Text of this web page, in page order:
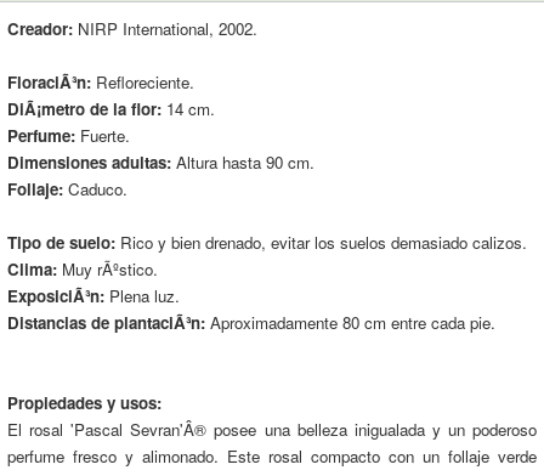
Creador: NIRP International, 2002.
FloraciÃ³n: Refloreciente.
DiÃ¡metro de la flor: 14 cm.
Perfume: Fuerte.
Dimensiones adultas: Altura hasta 90 cm.
Follaje: Caduco.
Tipo de suelo: Rico y bien drenado, evitar los suelos demasiado calizos.
Clima: Muy rÃºstico.
ExposiciÃ³n: Plena luz.
Distancias de plantaciÃ³n: Aproximadamente 80 cm entre cada pie.
Propiedades y usos:
El rosal 'Pascal Sevran'Â® posee una belleza inigualada y un poderoso
perfume fresco y alimonado. Este rosal compacto con un follaje verde